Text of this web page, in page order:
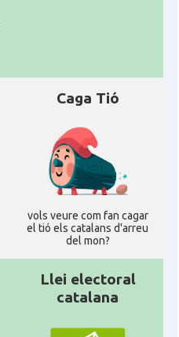
Caga Tió
vols veure com fan cagar
el tió els catalans d'arreu
del mon?
Llei electoral
catalana